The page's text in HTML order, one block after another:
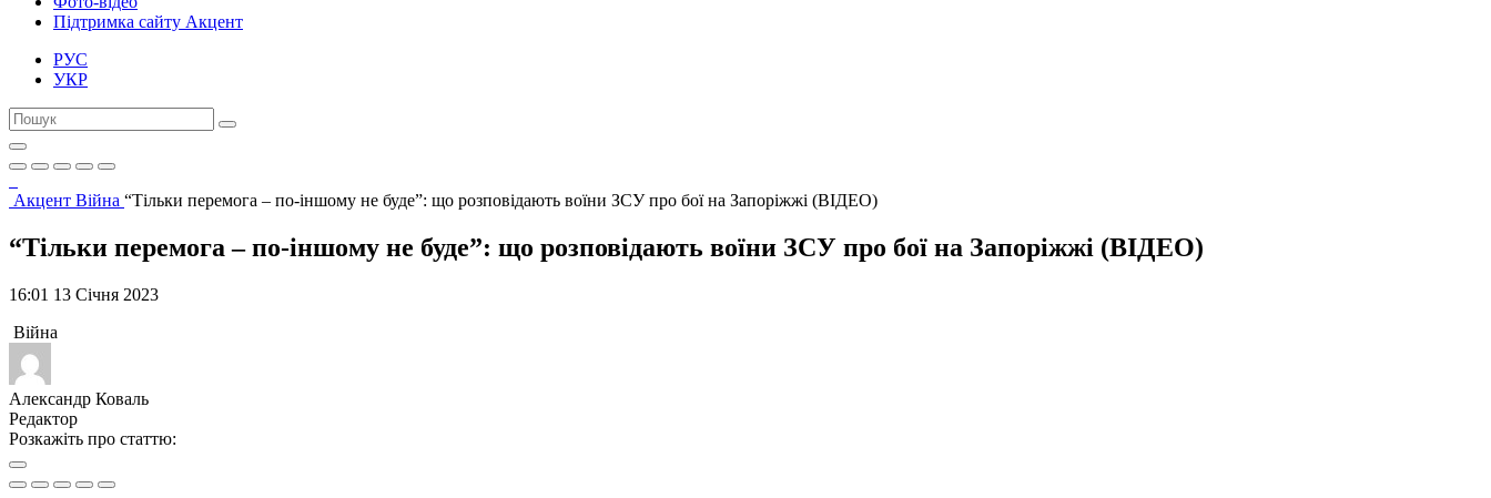
Підтримка сайту Акцент
РУС
УКР
Акцент Війна “Тільки перемога – по-іншому не буде”: що розповідають воїни ЗСУ про бої на Запоріжжі (ВІДЕО)
“Тільки перемога – по-іншому не буде”: що розповідають воїни ЗСУ про бої на Запоріжжі (ВІДЕО)
16:01 13 Січня 2023
Війна
Александр Коваль
Редактор
Розкажіть про статтю: